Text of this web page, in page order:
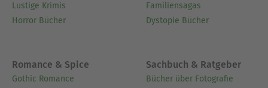
Lustige Krimis
Horror Bücher
Familiensagas
Dystopie Bücher
Romance & Spice
Gothic Romance
Sachbuch & Ratgeber
Bücher über Fotografie